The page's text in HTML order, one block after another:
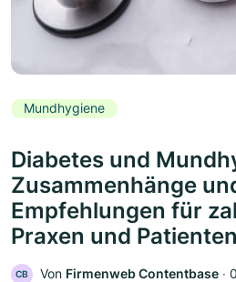
Mundhygiene
Diabetes und
Zusammenhänge
Empfehlungen für
Praxen und Patienten
CB Von Firmenweb Contentbase ‧